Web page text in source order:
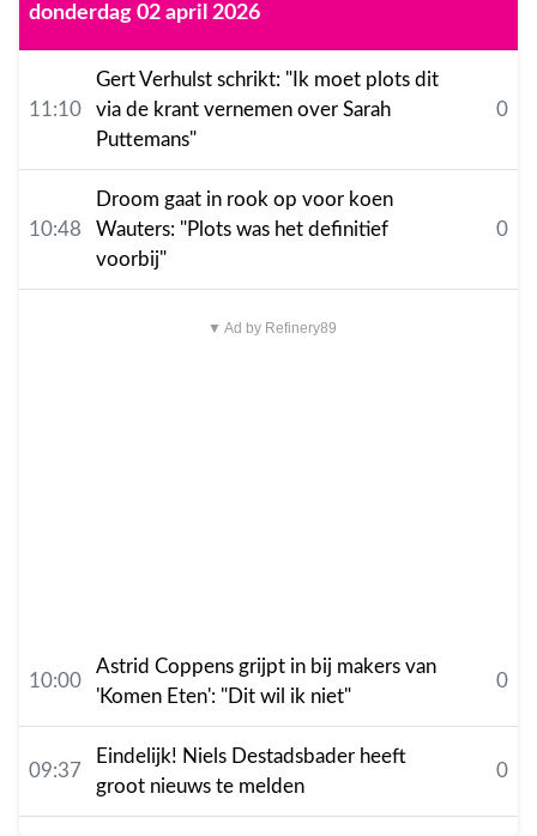
donderdag 02 april 2026
11:10
Gert Verhulst schrikt: "Ik moet plots dit
via de krant vernemen over Sarah
Puttemans"
0
10:48
Droom gaat in rook op voor koen
Wauters: "Plots was het definitief
voorbij"
0
▼ Ad by Refinery89
10:00
Astrid Coppens grijpt in bij makers van
'Komen Eten': "Dit wil ik niet"
0
09:37
Eindelijk! Niels Destadsbader heeft
groot nieuws te melden
0